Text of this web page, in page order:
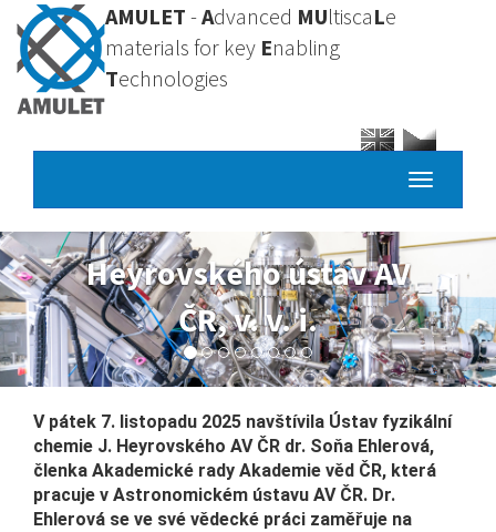
Přejít
hlavnímu
obsahu
AMULET -Advanced MUltiscaLe
materials for key Enabling
Technologies
Toggle
AV
i.
Vysoká
V pátek 7. listopadu 2025 navštívila Ústav fyzikální
chemie J. Heyrovského AV ČR dr. Soňa Ehlerová,
členka Akademické rady Akademie věd ČR, která
pracuje v Astronomickém ústavu AV ČR. Dr.
Ehlerová se ve své vědecké práci zaměřuje na